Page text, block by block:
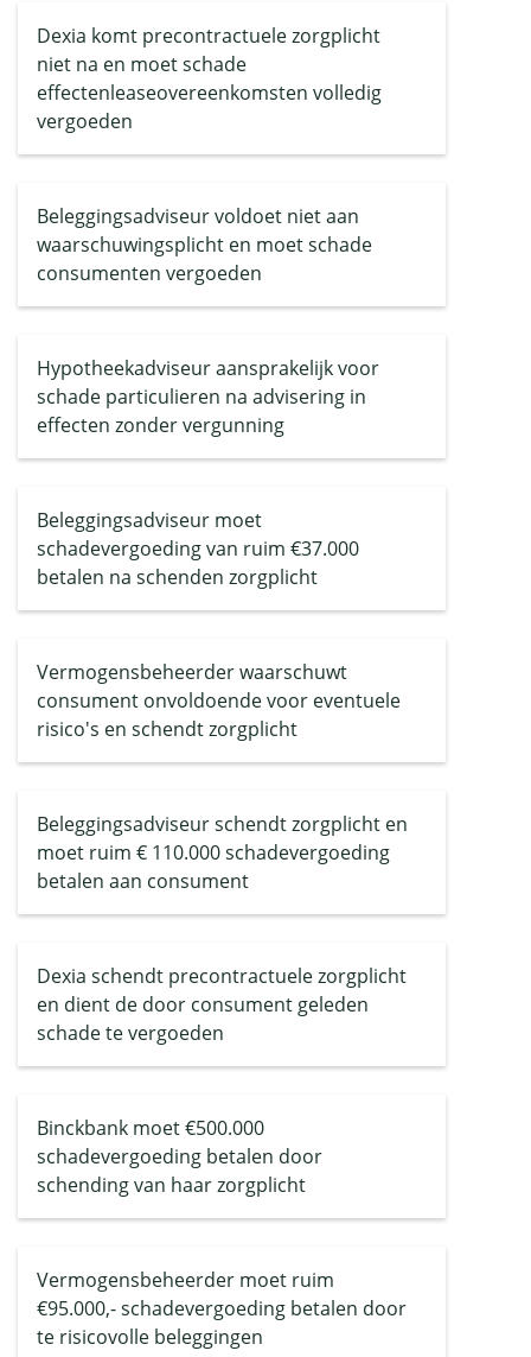
Dexia komt precontractuele zorgplicht
niet na en moet schade
effectenleaseovereenkomsten volledig
vergoeden
Beleggingsadviseur voldoet niet aan
waarschuwingsplicht en moet schade
consumenten vergoeden
Hypotheekadviseur aansprakelijk voor
schade particulieren na advisering in
effecten zonder vergunning
Beleggingsadviseur moet
schadevergoeding van ruim €37.000
betalen na schenden zorgplicht
Vermogensbeheerder waarschuwt
consument onvoldoende voor eventuele
risico's en schendt zorgplicht
Beleggingsadviseur schendt zorgplicht en
moet ruim € 110.000 schadevergoeding
betalen aan consument
Dexia schendt precontractuele zorgplicht
en dient de door consument geleden
schade te vergoeden
Binckbank moet €500.000
schadevergoeding betalen door
schending van haar zorgplicht
Vermogensbeheerder moet ruim
€95.000,- schadevergoeding betalen door
te risicovolle beleggingen